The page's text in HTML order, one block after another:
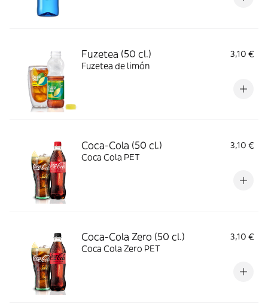
Fuzetea (50 cl.)
3,10 €
Fuzetea de limón
Coca-Cola (50 cl.)
3,10 €
Coca Cola PET
Coca-Cola Zero (50 cl.)
3,10 €
Coca Cola Zero PET